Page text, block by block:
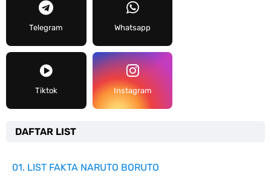
Telegram Whatsapp
Tiktok Instagram
DAFTAR LIST
01. LIST FAKTA NARUTO BORUTO